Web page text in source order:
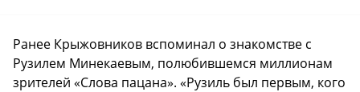
Ранее Крыжовников вспоминал о знакомстве с
Рузилем Минекаевым, полюбившемся миллионам
зрителей «Слова пацана». «Рузиль был первым, кого